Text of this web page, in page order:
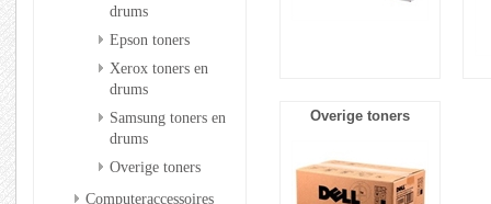
drums
Epson toners
Xerox toners en
drums
Samsung toners en
drums
Overige toners
Computeraccessoires
Overige toners